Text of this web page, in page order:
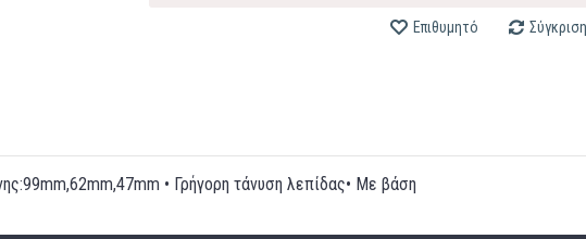
Επιθυμητό Σύγκριση
• Γρήγορη τάνυση λεπίδας• Με βάση